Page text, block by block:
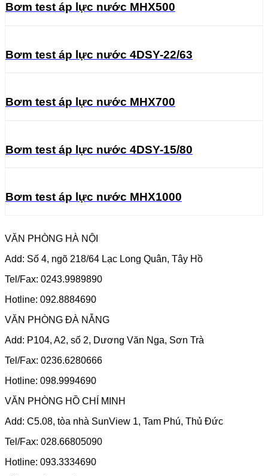
Bơm test áp lực nước MHX500
Bơm test áp lực nước 4DSY-22/63
Bơm test áp lực nước MHX700
Bơm test áp lực nước 4DSY-15/80
Bơm test áp lực nước MHX1000
VĂN PHÒNG HÀ NỘI
Add: Số 4, ngõ 218/64 Lạc Long Quân, Tây Hồ
Tel/Fax: 0243.9989890
Hotline: 092.8884690
VĂN PHÒNG ĐÀ NẴNG
Add: P104, A2, số 2, Dương Văn Nga, Sơn Trà
Tel/Fax: 0236.6280666
Hotline: 098.9994690
VĂN PHÒNG HỒ CHÍ MINH
Add: C5.08, tòa nhà SunView 1, Tam Phú, Thủ Đức
Tel/Fax: 028.66805090
Hotline: 093.3334690